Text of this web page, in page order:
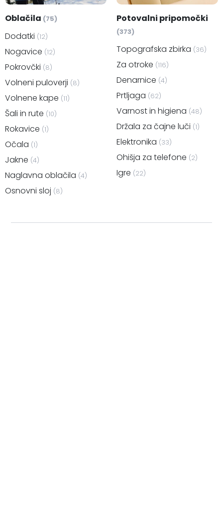
Oblačila (75)
Dodatki(12)
Nogavice (12)
Pokrovčki(8)
Volneni puloverji
Volnene kape
Šali in rute
Rokavice
Očala(1)
Jakne(4)
Potovalni pripomočki
Topografska zbirka
Za otroke(116)
Denarnice(4)
Prtljaga(62)
Varnost in higiena
Držala za čajne luči(1)
Elektronika